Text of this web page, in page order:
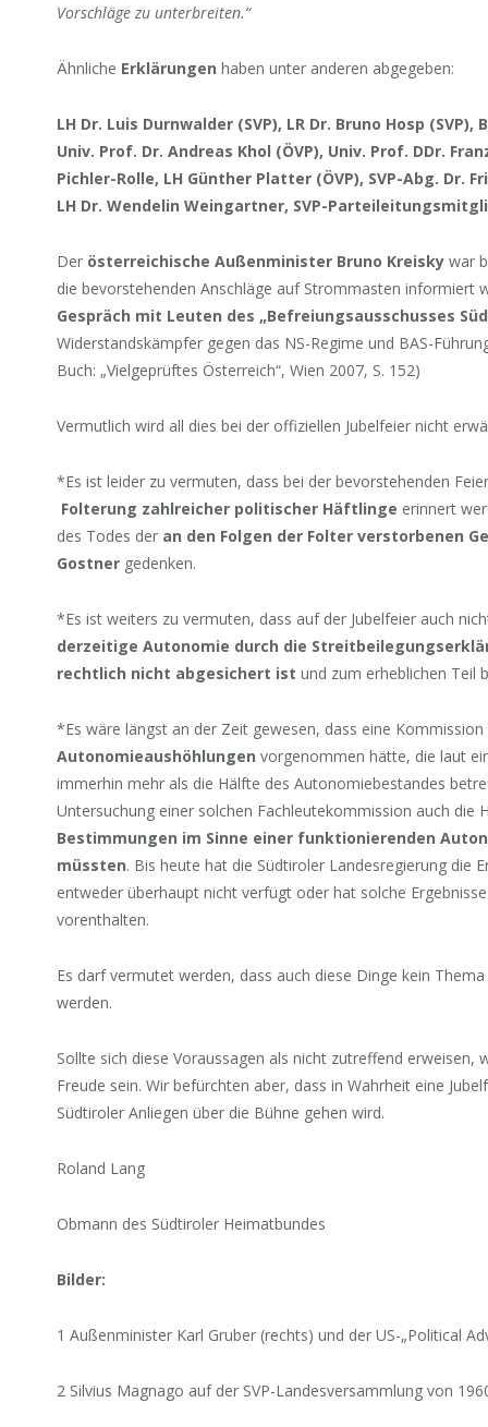
Vorschläge zu unterbreiten.“
Ähnliche Erklärungen haben unter anderen abgegeben:
LH Dr. Luis Durnwalder (SVP), LR Dr. Bruno Hosp
Univ. Prof. Dr. Andreas Khol (ÖVP), Univ. Prof. DDr.
Pichler-Rolle, LH Günther Platter (ÖVP), SVP-Abg. Dr.
LH Dr. Wendelin Weingartner, SVP-
Der österreichische Außenminister Bruno Kreisky war
die bevorstehenden Anschläge auf Strommasten informiert
Gespräch mit Leuten des „Befreiungsausschusses
Widerstandskämpfer gegen das NS-Regime und BAS-
Buch: „Vielgeprüftes Österreich“, Wien 2007, S. 152)
Vermutlich wird all dies bei der offiziellen Jubelfeier nicht
*Es ist leider zu vermuten, dass bei der bevorstehenden
Folterung zahlreicher politischer Häftlinge erinnert
des Todes der an den Folgen der Folter verstorbenen
Gostner gedenken.
*Es ist weiters zu vermuten, dass auf der Jubelfeier auch
derzeitige Autonomie durch die
rechtlich nicht abgesichert ist und zum erheblichen Teil
*Es wäre längst an der Zeit gewesen, dass eine
Autonomieaushöhlungen vorgenommen hätte, die laut
immerhin mehr als die Hälfte des Autonomiebestandes
Untersuchung einer solchen Fachleutekommission auch die
Bestimmungen im Sinne einer funktionierenden
müssten. Bis heute hat die Südtiroler Landesregierung die
entweder überhaupt nicht verfügt oder hat solche
vorenthalten.
Es darf vermutet werden, dass auch diese Dinge kein
werden.
Sollte sich diese Voraussagen als nicht zutreffend erweisen,
Freude sein. Wir befürchten aber, dass in Wahrheit eine
Südtiroler Anliegen über die Bühne gehen wird.
Roland Lang
Obmann des Südtiroler Heimatbundes
Bilder:
1 Außenminister Karl Gruber (rechts) und der US-„Political
2 Silvius Magnago auf der SVP-Landesversammlung von